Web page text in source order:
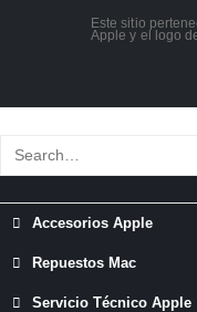
Este sitio
Apple y el logo
Accesorios Apple
Repuestos Mac
Servicio Técnico Apple